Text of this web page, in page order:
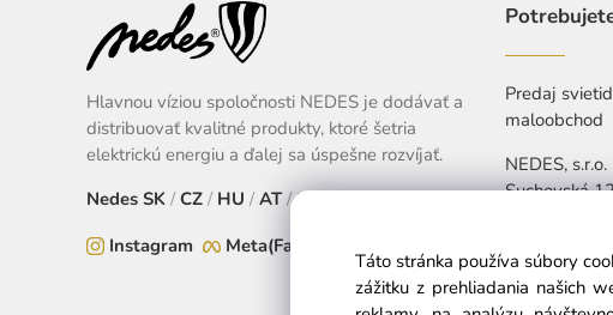
Hlavnou víziou spoločnosti NEDES je dodávať a
distribuovať kvalitné produkty, ktoré šetria
elektrickú energiu a ďalej sa úspešne rozvíjať.
Nedes SK / CZ / HU / AT /EU
Instagram
Meta(Facebook)
Predaj
maloobchod
NEDES, s.r.o.
Suchovská
Pon-Pia:
Táto stránka používa súbory
zážitku z prehliadania našich